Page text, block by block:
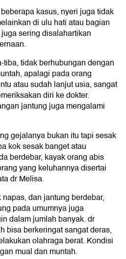
kasus, nyeri juga tidak
di ulu hati atau bagian
sering disalahartikan
tidak berhubungan dengan
apalagi pada orang
atau sudah lanjut usia, sangat
diri ke dokter.
jantung juga mengalami
gejalanya bukan itu tapi sesak
kok sesak banget atau
berdebar, kayak orang abis
yang keluhannya disertai
dr Melisa.
dan jantung berdebar,
pada umumnya juga
dalam jumlah banyak. dr
bisa berkeringat sangat deras,
olahraga berat. Kondisi
mual dan muntah.